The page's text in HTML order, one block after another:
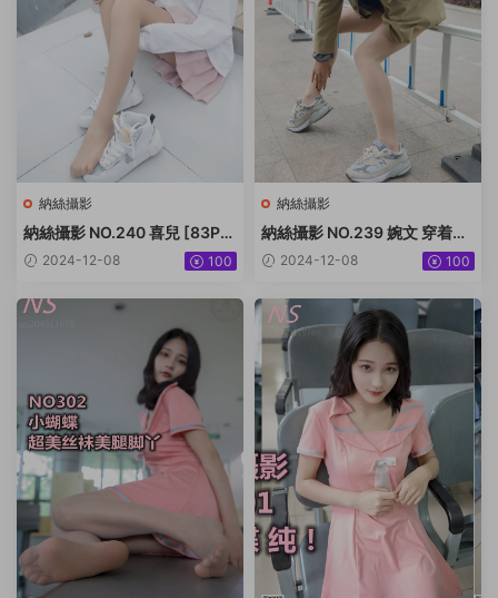
納絲攝影
納絲攝影 NO.240 喜兒 [83P+
375M]
2024-12-08 100
納絲攝影
納絲攝影 NO.239 婉文 穿着絲
襪去喝茶啦 [64P+496M]
2024-12-08 100